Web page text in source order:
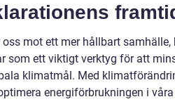
mot ett mer hållbart
som ett viktigt verktyg för att
klimatmål. Med
energiförbrukningen i